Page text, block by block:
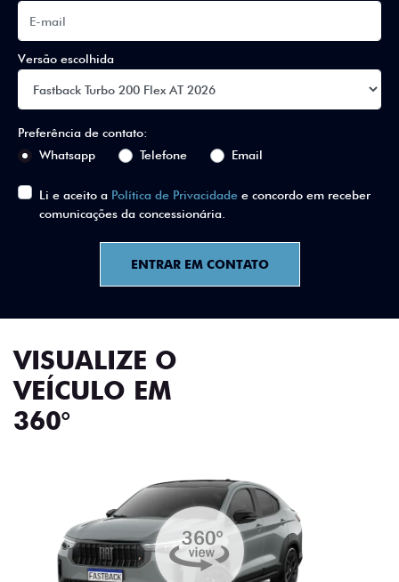
Versão escolhida
Preferência de contato:
Whatsapp
Telefone Email
Li e aceito a Política de Privacidade e concordo em receber
comunicações da concessionária.
ENTRAR EM CONTATO
VISUALIZE O
VEÍCULO EM
360°